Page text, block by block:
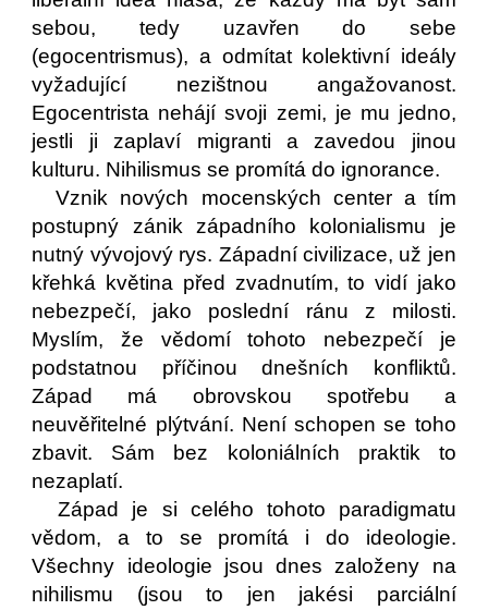
sebou, tedy uzavřen do sebe
(egocentrismus), a odmítat kolektivní ideály
vyžadující nezištnou angažovanost.
Egocentrista nehájí svoji zemi, je mu jedno,
jestli ji zaplaví migranti a zavedou jinou
kulturu. Nihilismus se promítá do ignorance.
Vznik nových mocenských center a tím
postupný zánik západního kolonialismu je
nutný vývojový rys. Západní civilizace, už jen
křehká květina před zvadnutím, to vidí jako
nebezpečí, jako poslední ránu z milosti.
Myslím, že vědomí tohoto nebezpečí je
podstatnou příčinou dnešních konfliktů.
Západ má obrovskou spotřebu a
neuvěřitelné plýtvání. Není schopen se toho
zbavit. Sám bez koloniálních praktik to
nezaplatí.
Západ je si celého tohoto paradigmatu
vědom, a to se promítá i do ideologie.
Všechny ideologie jsou dnes založeny na
nihilismu (jsou to jen jakési parciální